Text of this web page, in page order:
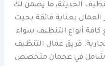
الحديثة، ما يضمن لك
العمال بعناية فائقة بحيث
كافة أنواع التنظيف سواء
فريق عمال التنظيف
شامل في عجمان متخصص